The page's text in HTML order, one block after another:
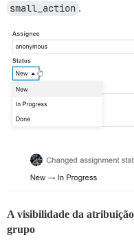
small_action .
A visibilidade da
grupo